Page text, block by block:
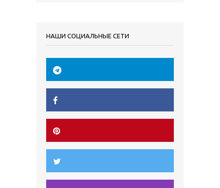
НАШИ СОЦИАЛЬНЫЕ СЕТИ